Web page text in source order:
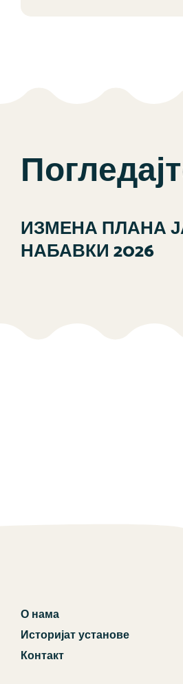
ИЗМЕНА ПЛАНА
НАБАВКИ 2026
О нама
Историјат установе
Контакт